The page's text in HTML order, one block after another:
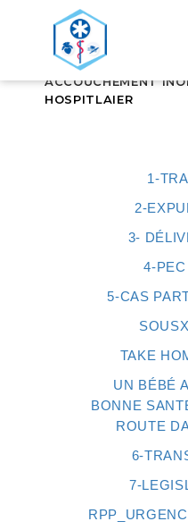
ACCUEIL
ACCOUCHEMENT
HOSPITLAIER
1-
2-
3-
4-
5-CAS
TAKE
UN BÉBÉ
BONNE
ROUTE
6-
7-